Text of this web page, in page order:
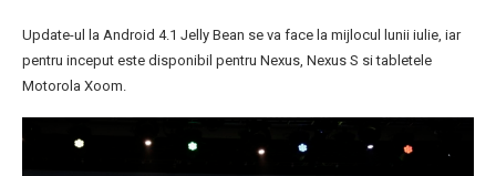
Update-ul la Android 4.1 Jelly Bean se va face la mijlocul lunii iulie, iar
pentru inceput este disponibil pentru Nexus, Nexus S si tabletele
Motorola Xoom.